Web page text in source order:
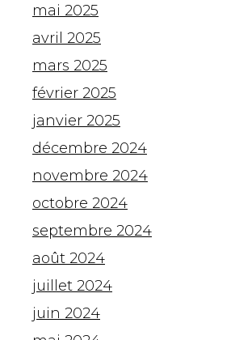
mai 2025
avril 2025
mars 2025
février 2025
janvier 2025
décembre 2024
novembre 2024
octobre 2024
septembre 2024
août 2024
juillet 2024
juin 2024